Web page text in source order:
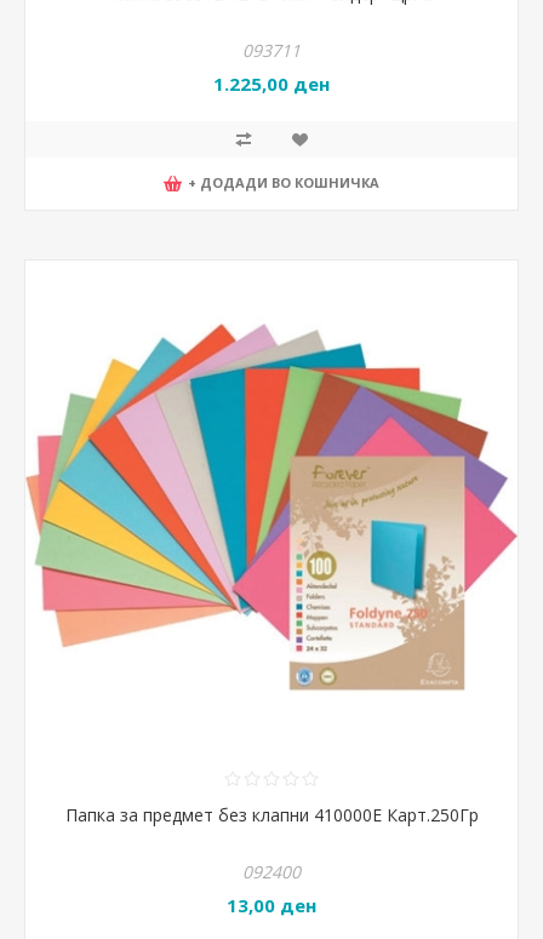
093711
1.225,00 ден
+ ДОДАДИ ВО КОШНИЧКА
Папка за предмет без клапни 410000Е Карт.250Гр
092400
13,00 ден